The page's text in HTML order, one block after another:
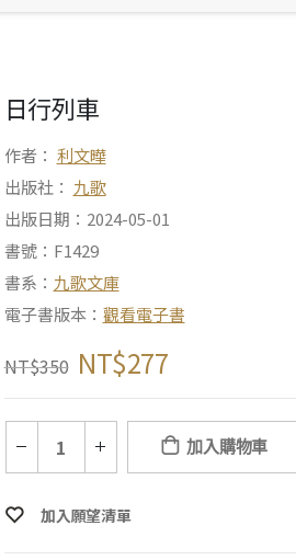
日行列車
作者： 利文曄
出版社： 九歌
出版日期：2024-05-01
書號：F1429
書系： 九歌文庫
電子書版本： 觀看電子書
NT$350 NT$277
加入購物車
加入願望清單